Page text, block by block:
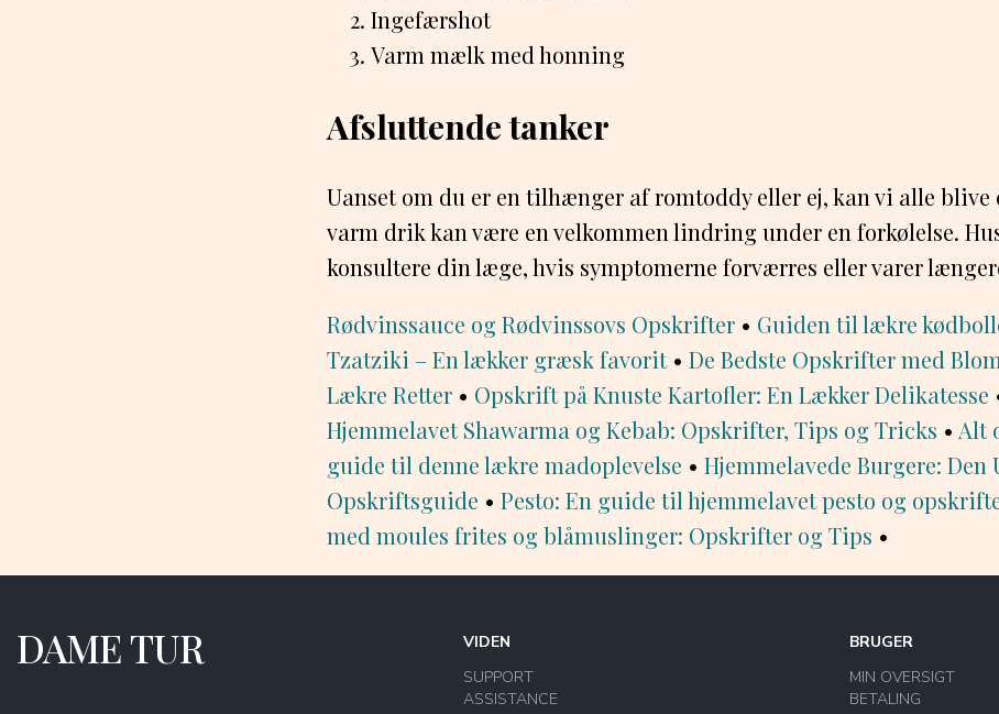
Ingefærshot
Varm mælk med honning
Afsluttende tanker
Uanset om du er en tilhænger af romtoddy eller ej, kan vi alle blive
varm drik kan være en velkommen lindring under en forkølelse.
konsultere din læge, hvis symptomerne forværres eller varer
Rødvinssauce og Rødvinssovs Opskrifter • Guiden til lækre
Tzatziki – En lækker græsk favorit• De Bedste Opskrifter med
Lækre Retter • Opskrift på Knuste Kartofler: En Lækker Delikatesse
Hjemmelavet Shawarma og Kebab: Opskrifter, Tips og Tricks • Alt
guide til denne lækre madoplevelse • Hjemmelavede Burgere:
Opskriftsguide • Pesto: En guide til hjemmelavet pesto og
med moules frites og blåmuslinger: Opskrifter og Tips •
DAME TUR
VIDEN
SUPPORT
ASSISTANCE
BRUGER
MIN OVERSIGT
BETALING